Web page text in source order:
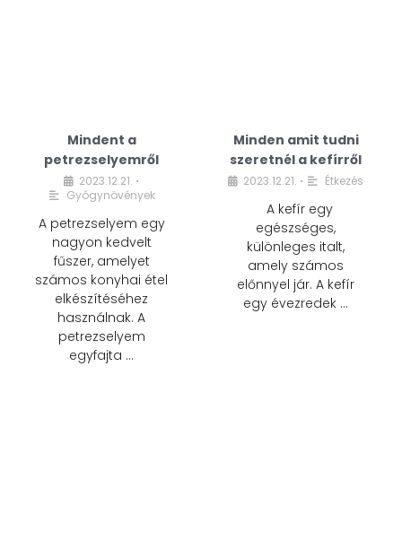
Mindent a
petrezselyemről
2023.12.21. •
Gyógynövények
A petrezselyem egy
nagyon kedvelt
fűszer, amelyet
számos konyhai étel
elkészítéséhez
használnak. A
petrezselyem
egyfajta …
Minden amit tudni
szeretnél a kefírről
2023.12.21. • Étkezés
A kefír egy
egészséges,
különleges italt,
amely számos
előnnyel jár. A kefír
egy évezredek …